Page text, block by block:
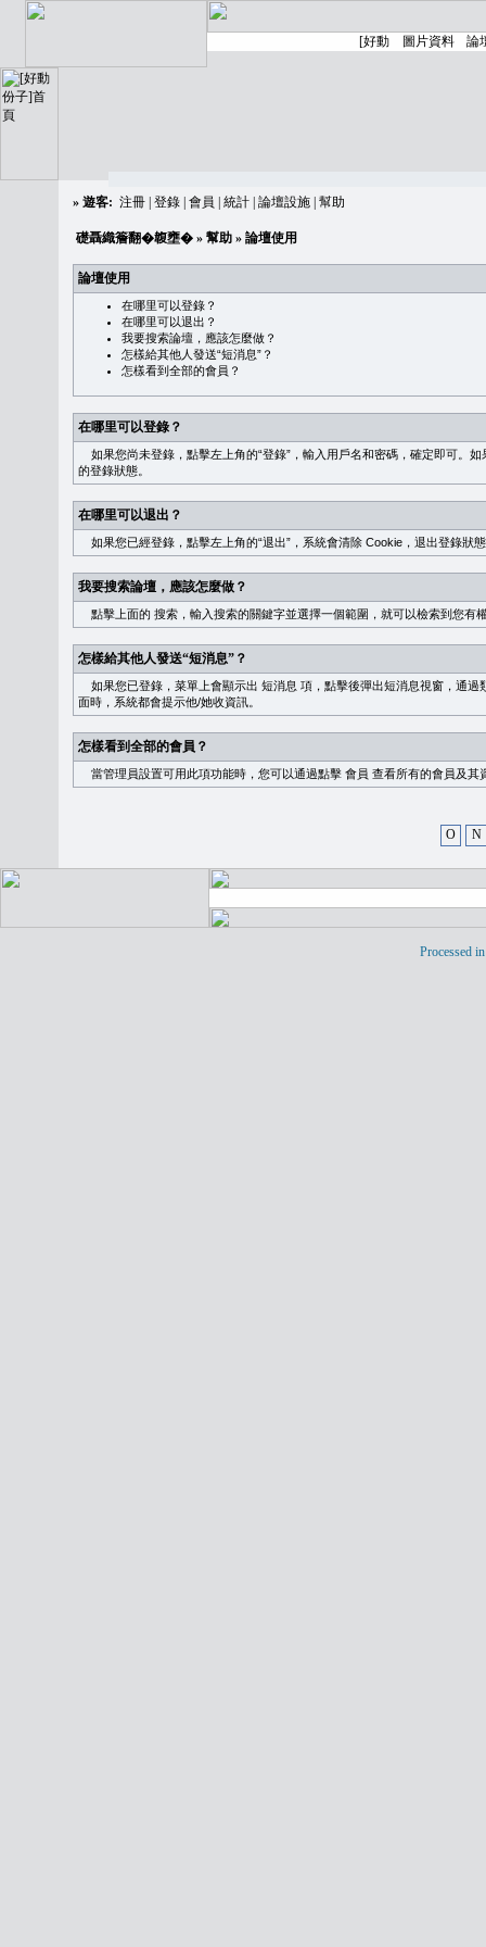
» 遊客: 注冊 登錄 會員 統計 論壇設施 幫助
礎聶織簷翻�䪖壅� » 幫助 » 論壇使用
論壇使用
在哪里可以登錄？
在哪里可以退出？
我要搜索論壇，應該怎麼做？
怎樣給其他人發送“短消息”？
怎樣看到全部的會員？
在哪里可以登錄？
如果您尚未登錄，點擊左上角的“登錄”，輸入用戶名和密碼，確定即可。
的登錄狀態。
在哪里可以退出？
如果您已經登錄，點擊左上角的“退出”，系統會清除 Cookie，退出登錄狀
我要搜索論壇，應該怎麼做？
點擊上面的 搜索 ，輸入搜索的關鍵字並選擇一個範圍，就可以檢索到您有
怎樣給其他人發送“短消息”？
如果您已登錄，菜單上會顯示出 短消息 項，點擊後彈出短消息視窗，通過
面時，系統都會提示他/她收資訊。
怎樣看到全部的會員？
當管理員設置可用此項功能時，您可以通過點擊 會員 查看所有的會員及其
O N
Processed